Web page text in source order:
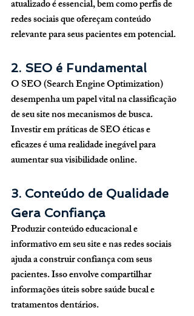
atualizado é essencial, bem como perfis de
redes sociais que ofereçam conteúdo
relevante para seus pacientes em potencial.
2. SEO é Fundamental
O SEO (Search Engine Optimization)
desempenha um papel vital na classificação
de seu site nos mecanismos de busca.
Investir em práticas de SEO éticas e
eficazes é uma realidade inegável para
aumentar sua visibilidade online.
3. Conteúdo de Qualidade
Gera Confiança
Produzir conteúdo educacional e
informativo em seu site e nas redes sociais
ajuda a construir confiança com seus
pacientes. Isso envolve compartilhar
informações úteis sobre saúde bucal e
tratamentos dentários.